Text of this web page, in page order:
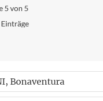
5 von 5
, Bonaventura